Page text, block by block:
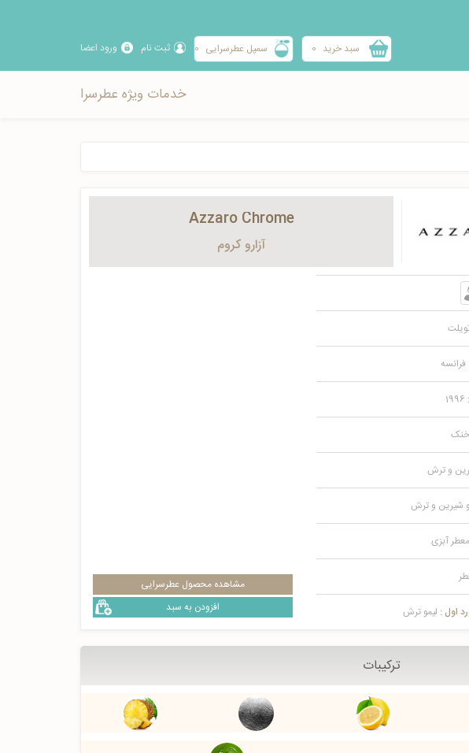
ورود اعضا ثبت نام سمپل عطرسرایی 0 سبد خرید 0
خدمات ویژه عطرسرا
Azzaro Chrome
آزارو كروم
فرانسه
1996
خنک
و ترش
شیرین و ترش
معطر آبزی
اول : لیمو ترش
مشاهده محصول عطرسرایی
افزودن به سبد
ترکیبات